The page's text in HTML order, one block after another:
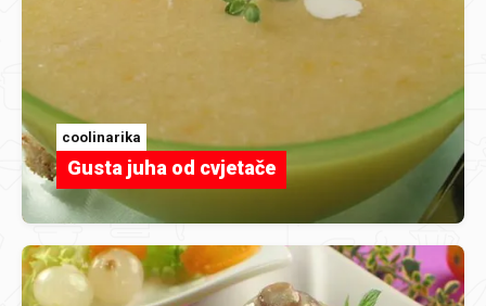
coolinarika
Gusta juha od cvjetače